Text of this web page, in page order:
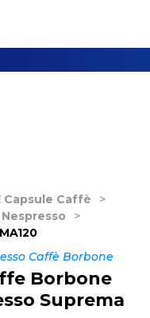
Capsule Caffè
>
>
Caffè Borbone
Borbone
Suprema